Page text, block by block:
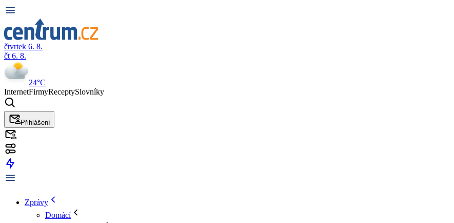
čtvrtek 6. 8.
čt 6. 8.
24°C
InternetFirmyReceptySlovníky
Přihlášení
Zprávy
Domácí